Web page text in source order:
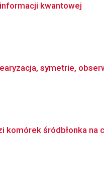
kwantowej
symetrie,
śródbłonka na